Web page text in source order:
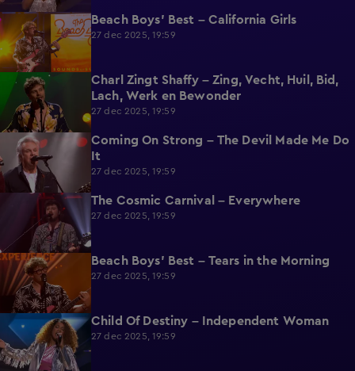
2:08 Beach Boys' Best – California Girls
27 dec 2025, 19:59
2:15
Charl Zingt Shaffy – Zing, Vecht, Huil, Bid,
Lach, Werk en Bewonder
27 dec 2025, 19:59
2:15
Coming On Strong – The Devil Made Me Do
It
27 dec 2025, 19:59
The Cosmic Carnival – Everywhere
27 dec 2025, 19:59
2:22 Beach Boys' Best – Tears in the Morning
27 dec 2025, 19:59
2:12 Child Of Destiny – Independent Woman
27 dec 2025, 19:59